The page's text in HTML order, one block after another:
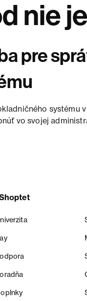
nie
pre
systému
vo svojej